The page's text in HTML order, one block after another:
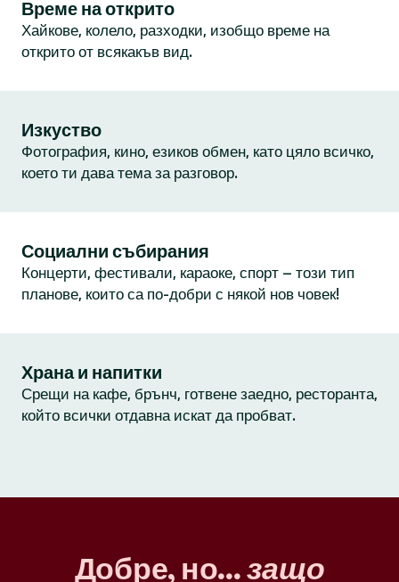
Време на открито
Хайкове, колело, разходки, изобщо време на
открито от всякакъв вид.
Изкуство
Фотография, кино, езиков обмен, като цяло всичко,
което ти дава тема за разговор.
Социални събирания
Концерти, фестивали, караоке, спорт – този тип
планове, които са по-добри с някой нов човек!
Храна и напитки
Срещи на кафе, брънч, готвене заедно, ресторанта,
който всички отдавна искат да пробват.
Добре, но...защо